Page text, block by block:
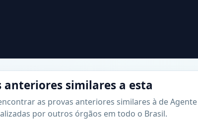
anteriores similares a esta
as provas anteriores similares à de
por outros órgãos em todo o Brasil.